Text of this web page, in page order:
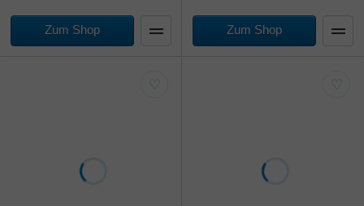
Zum Shop Zum Shop
♡ ♡